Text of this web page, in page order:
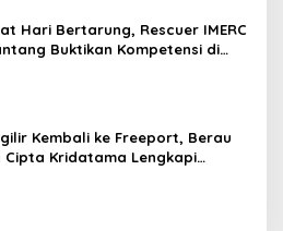
Hari Bertarung, Rescuer IMERC
Buktikan Kompetensi di
Kembali ke Freeport, Berau
Cipta Kridatama Lengkapi